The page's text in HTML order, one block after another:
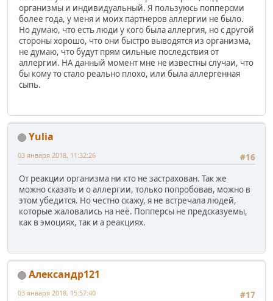
организмы и индивидуальный. Я пользуюсь попперсми
более года, у меня и моих партнеров аллергии не было.
Но думаю, что есть люди у кого была аллергия, но с другой
стороны хорошо, что они быстро выводятся из организма,
не думаю, что будут прям сильные последствия от
аллергии. НА данный момент мне не известны случаи, что
бы кому то стало реально плохо, или была аллергенная
сыпь.
Yulia
#16
03 января 2018, 11:32:26
От реакции организма ни кто не застрахован. Так же
можно сказать и о аллергии, только попробовав, можно в
этом убедится. Но честно скажу, я не встречала людей,
которые жаловались на неё. Попперсы не предсказуемы,
как в эмоциях, так и а реакциях.
Александр121
#17
03 января 2018, 15:57:40